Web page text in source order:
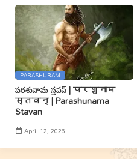
PARASHURAM
పరశునామ స్తవన్ | परशुनाम
स्तवन् | Parashunama
Stavan
April 12, 2026